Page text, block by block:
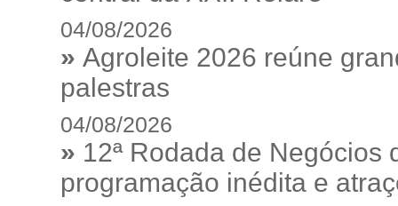
04/08/2026
» Agroleite 2026 reúne
palestras
04/08/2026
» 12ª Rodada de Negócios
programação inédita e